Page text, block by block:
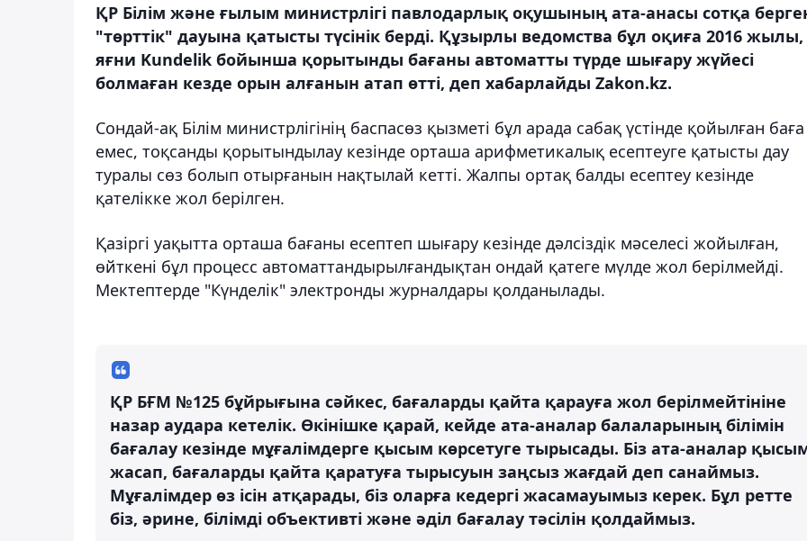
ҚР Білім және ғылым министрлігі павлодарлық оқушының ата-анасы сотқа
"төрттік" дауына қатысты түсінік берді. Құзырлы ведомства бұл оқиға 2016 жылы,
яғни Kundelik бойынша қорытынды бағаны автоматты түрде шығару жүйесі
болмаған кезде орын алғанын атап өтті, деп хабарлайды Zakon.kz.
Сондай-ақ Білім министрлігінің баспасөз қызметі бұл арада сабақ үстінде қойылған баға
емес, тоқсанды қорытындылау кезінде орташа арифметикалық есептеуге қатысты дау
туралы сөз болып отырғанын нақтылай кетті. Жалпы ортақ балды есептеу кезінде
қателікке жол берілген.
Қазіргі уақытта орташа бағаны есептеп шығару кезінде дәлсіздік мәселесі жойылған,
өйткені бұл процесс автоматтандырылғандықтан ондай қатеге мүлде жол берілмейді.
Мектептерде "Күнделік" электронды журналдары қолданылады.
ҚР БҒМ №125 бұйрығына сәйкес, бағаларды қайта қарауға жол берілмейтініне
назар аудара кетелік. Өкінішке қарай, кейде ата-аналар балаларының білімін
бағалау кезінде мұғалімдерге қысым көрсетуге тырысады. Біз ата-аналар
жасап, бағаларды қайта қаратуға тырысуын заңсыз жағдай деп санаймыз.
Мұғалімдер өз ісін атқарады, біз оларға кедергі жасамауымыз керек. Бұл ретте
біз, әрине, білімді объективті және әділ бағалау тәсілін қолдаймыз.